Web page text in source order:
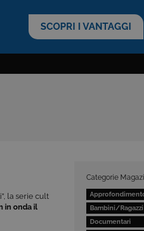
SCOPRI I VANTAGGI
Categorie
Bambini/Ragazzi
Documentari
la serie cult
in onda il